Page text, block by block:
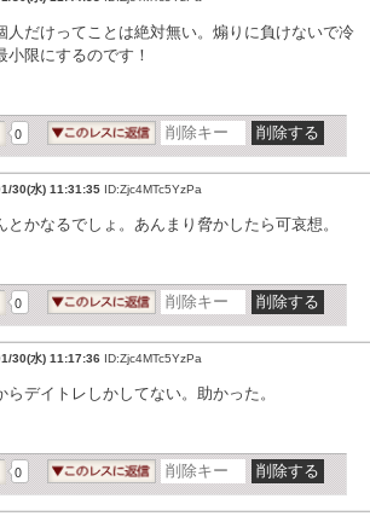
人だけってことは絶対無い。煽りに負けないで冷
限にするのです！
0
30(水) 11:31:35 ID:Zjc4MTc5YzPa
かなるでしょ。あんまり脅かしたら可哀想。
0
30(水) 11:17:36 ID:Zjc4MTc5YzPa
デイトレしかしてない。助かった。
0